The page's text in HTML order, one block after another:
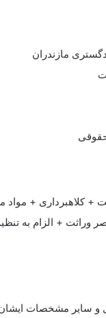
مازندران
+ کلاهبرداری + مواد
وراثت + الزام به
و سایر مشخصات